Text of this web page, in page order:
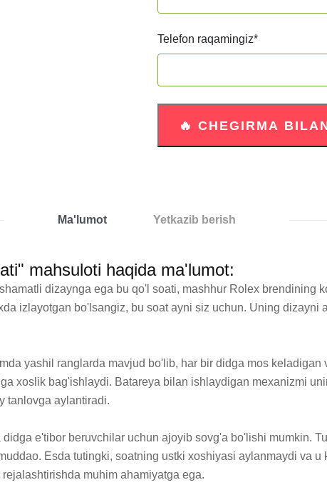
Telefon raqamingiz*
Ma'lumot Yetkazib berish
mahsuloti haqida ma'lumot:
dizaynga ega bu qo'l soati, mashhur Rolex brendining
izlayotgan bo'lsangiz, bu soat ayni siz uchun. Uning dizayni
yashil ranglarda mavjud bo'lib, har bir didga mos
xoslik bag'ishlaydi. Batareya bilan ishlaydigan mexanizmi
tanlovga aylantiradi.
e'tibor beruvchilar uchun ajoyib sovg'a bo'lishi mumkin.
Esda tutingki, soatning ustki xoshiyasi aylanmaydi va
muhim ahamiyatga ega.